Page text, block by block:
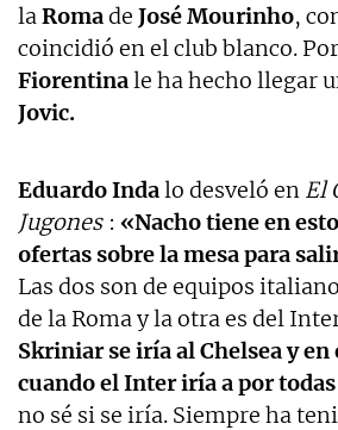
laRomade José Mourinho,
coincidió en el club blanco.
Fiorentinale ha hecho llegar
Jovic.
Eduardo Indalo desveló en El
Jugones : «Nacho tiene en
ofertas sobre la mesa para
Las dos son de equipos
de la Roma y la otra es del
Skriniar se iría al Chelsea y en
cuando el Inter iría a por
no sé si se iría. Siempre ha